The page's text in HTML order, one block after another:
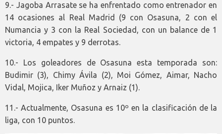
9.- Jagoba Arrasate se ha enfrentado como entrenador en
14 ocasiones al Real Madrid (9 con Osasuna, 2 con el
Numancia y 3 con la Real Sociedad, con un balance de 1
victoria, 4 empates y 9 derrotas.
10.- Los goleadores de Osasuna esta temporada son:
Budimir (3), Chimy Ávila (2), Moi Gómez, Aimar, Nacho
Vidal, Mojica, Iker Muñoz y Arnaiz (1).
11.- Actualmente, Osasuna es 10º en la clasificación de la
liga, con 10 puntos.